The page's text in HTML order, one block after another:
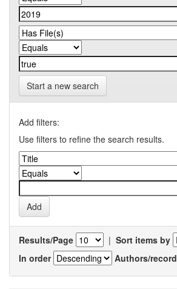
Start a new search
Add filters:
Use filters to refine the search results.
Results/Page | Sort items by
In order
Authors/record